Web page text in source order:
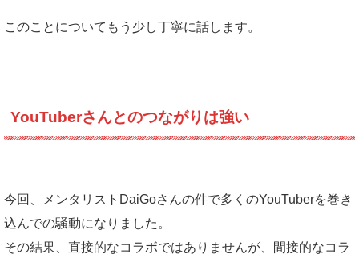
このことについてもう少し丁寧に話します。
YouTuberさんとのつながりは強い
今回、メンタリストDaiGoさんの件で多くのYouTuberを巻き
込んでの騒動になりました。
その結果、直接的なコラボではありませんが、間接的なコラ